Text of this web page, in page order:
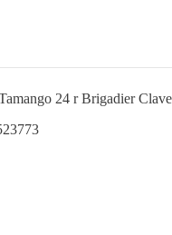
24 r Brigadier